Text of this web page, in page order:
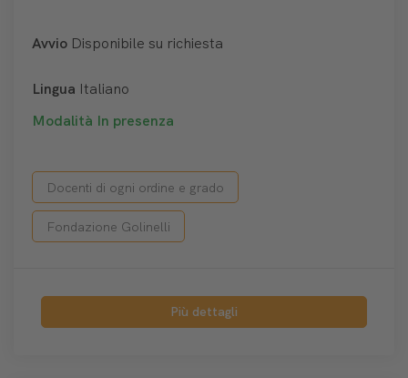
Avvio Disponibile su richiesta
Lingua Italiano
Modalità In presenza
Docenti di ogni ordine e grado
Fondazione Golinelli
Più dettagli